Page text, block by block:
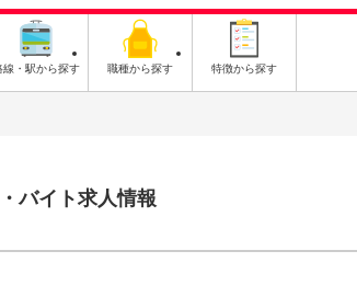
線・駅から探す 職種から探す 特徴から探す
バイト求人情報